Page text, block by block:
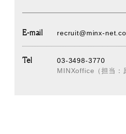
E-mail recruit@minx-
Tel
03-3498-3770
MINXoffice（担当：